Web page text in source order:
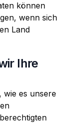
können
wenn sich
Land
Ihre
wie es unsere